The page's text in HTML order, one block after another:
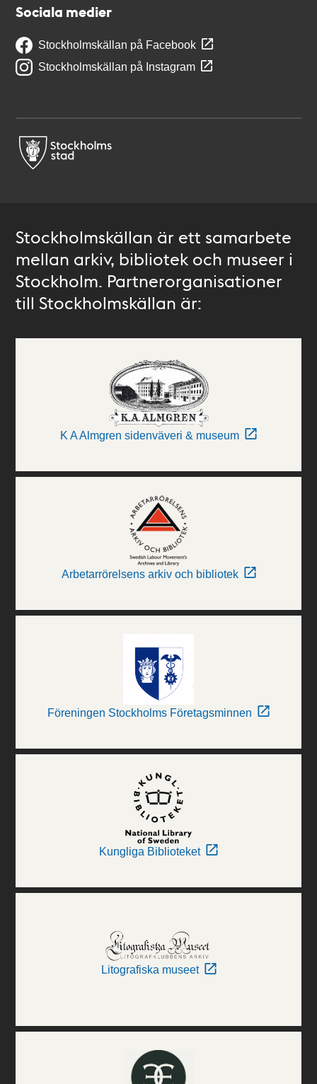
Sociala medier
Stockholmskällan på Facebook
Stockholmskällan på Instagram
Stockholmskällan är ett samarbete
mellan arkiv, bibliotek och museer i
Stockholm. Partnerorganisationer
till Stockholmskällan är:
K A Almgren sidenväveri & museum
Arbetarrörelsens arkiv och bibliotek
Föreningen Stockholms Företagsminnen
Kungliga Biblioteket
Litografiska museet